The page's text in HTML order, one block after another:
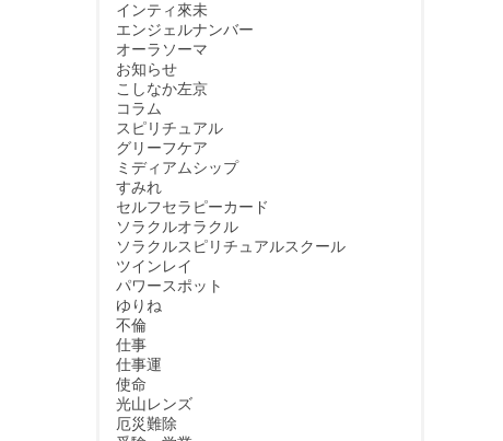
インティ來未
エンジェルナンバー
オーラソーマ
お知らせ
こしなか左京
コラム
スピリチュアル
グリーフケア
ミディアムシップ
すみれ
セルフセラピーカード
ソラクルオラクル
ソラクルスピリチュアルスクール
ツインレイ
パワースポット
ゆりね
不倫
仕事
仕事運
使命
光山レンズ
厄災難除